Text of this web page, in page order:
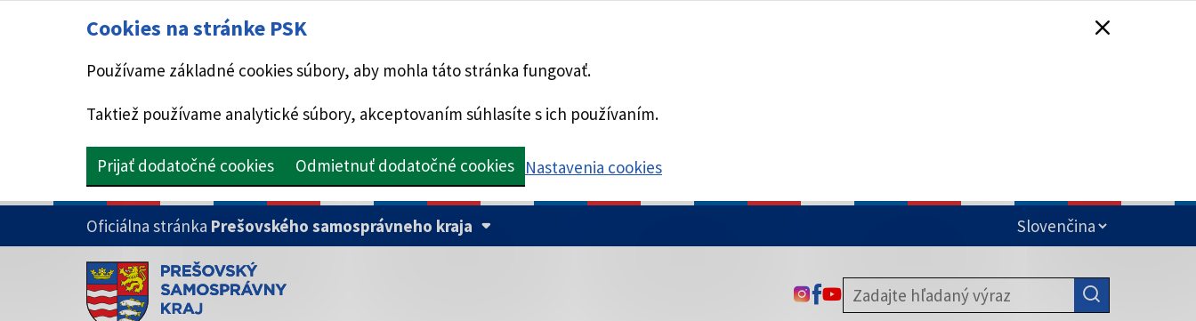
Cookies na stránke PSK
Používame základné cookies súbory, aby mohla táto stránka fungovať.
Taktiež používame analytické súbory, akceptovaním súhlasíte s ich používaním.
Prijať dodatočné cookies Odmietnuť dodatočné cookies Nastavenia cookies
PRESKOČIŤ NA HLAVNÝ OBSAH
Oficiálna stránka Prešovského samosprávneho kraja
Doména psk.sk je oficiálna
Táto stránka je zabezpečená
ODKAZ SA OTVORÍ NA NOVEJ KARTE
ODKAZ SA OTVORÍ NA NOVEJ KARTE
ODKAZ SA OTVORÍ NA NOVEJ KARTE